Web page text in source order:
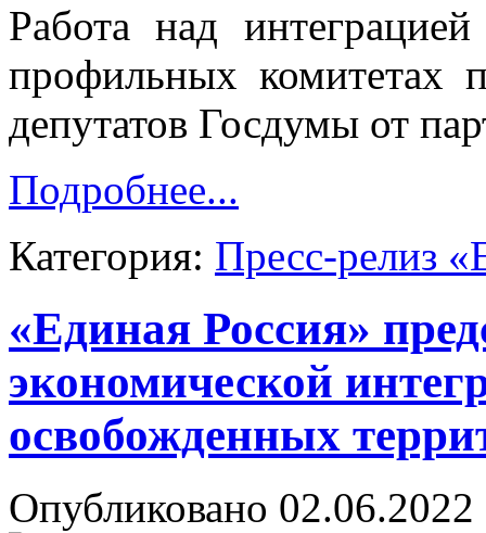
Работа над
профильных комитетах
депутатов Госдумы от
Подробнее...
Категория: Пресс-релиз
«Единая Россия»
экономической
освобожденных
Опубликовано